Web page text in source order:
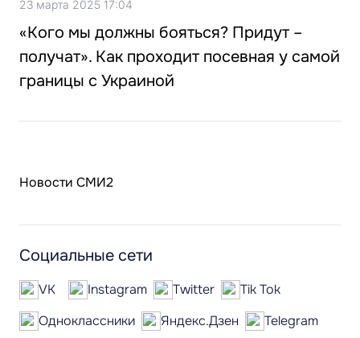
23 марта 2025 17:04
«Кого мы должны бояться? Придут –
получат». Как проходит посевная у самой
границы с Украиной
Новости СМИ2
Социальные сети
VK Instagram Twitter
Tik Tok
Одноклассники
Яндекс.Дзен
Telegram